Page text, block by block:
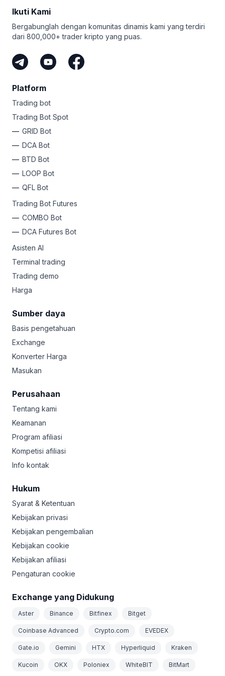
Ikuti Kami
Bergabunglah dengan komunitas dinamis kami yang terdiri
dari 800,000+ trader kripto yang puas.
Platform
Trading bot
Trading Bot Spot
GRID Bot
DCA Bot
BTD Bot
LOOP Bot
QFL Bot
Trading Bot Futures
COMBO Bot
DCA Futures Bot
Asisten AI
Terminal trading
Trading demo
Harga
Sumber daya
Basis pengetahuan
Exchange
Konverter Harga
Masukan
Perusahaan
Tentang kami
Keamanan
Program afiliasi
Kompetisi afiliasi
Info kontak
Hukum
Syarat & Ketentuan
Kebijakan privasi
Kebijakan pengembalian
Kebijakan cookie
Kebijakan afiliasi
Pengaturan cookie
Exchange yang Didukung
Aster Binance Bitfinex Bitget
Coinbase Advanced Crypto.com EVEDEX
Gate.io Gemini HTX Hyperliquid Kraken
Kucoin OKX Poloniex WhiteBIT BitMart